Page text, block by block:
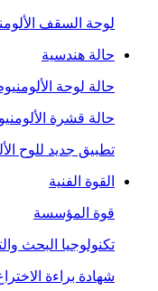
لوحة السقف
حالة هندسية
حالة لوحة
حالة قشرة
تطبيق جديد للوح
القوة الفنية
قوة المؤسسة
تكنولوجيا البحث
شهادة براءة